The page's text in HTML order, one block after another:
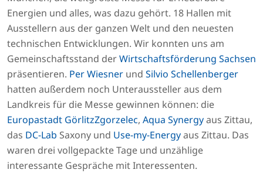
Energien und alles, was dazu gehört. 18 Hallen mit
Ausstellern aus der ganzen Welt und den neuesten
technischen Entwicklungen. Wir konnten uns am
Gemeinschaftsstand derWirtschaftsförderung Sachsen
präsentieren. Per Wiesner und Silvio Schellenberger
hatten außerdem noch Unteraussteller aus dem
Landkreis für die Messe gewinnen können: die
Europastadt GörlitzZgorzelec, Aqua Synergyaus Zittau,
das DC-Lab Saxony und Use-my-Energyaus Zittau. Das
waren drei vollgepackte Tage und unzählige
interessante Gespräche mit Interessenten.